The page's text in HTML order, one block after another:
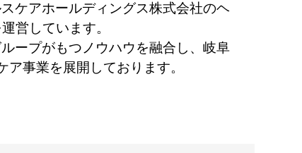
ケアホールディングス株式会社のヘ
営しています。
ープがもつノウハウを融合し、岐阜
事業を展開しております。